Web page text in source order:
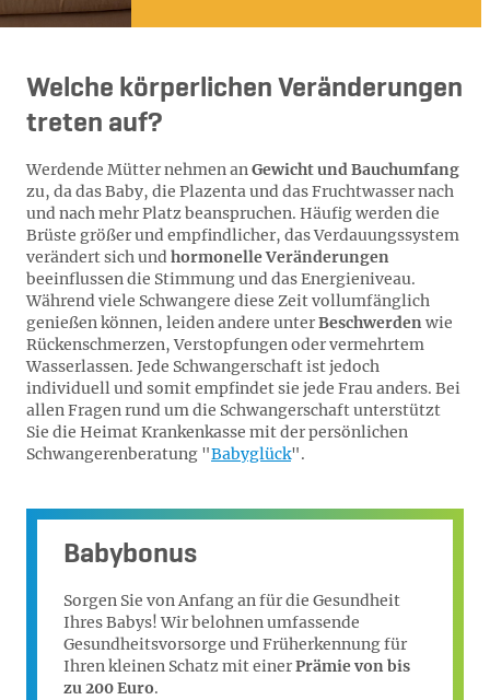
Welche körperlichen Veränderungen
treten auf?
Werdende Mütter nehmen anGewicht und Bauchumfang
zu, da das Baby, die Plazenta und das Fruchtwasser nach
und nach mehr Platz beanspruchen. Häufig werden die
Brüste größer und empfindlicher, das Verdauungssystem
verändert sich und hormonelle Veränderungen
beeinflussen die Stimmung und das Energieniveau.
Während viele Schwangere diese Zeit vollumfänglich
genießen können, leiden andere unterBeschwerdenwie
Rückenschmerzen, Verstopfungen oder vermehrtem
Wasserlassen. Jede Schwangerschaft ist jedoch
individuell und somit empfindet sie jede Frau anders. Bei
allen Fragen rund um die Schwangerschaft unterstützt
Sie die Heimat Krankenkasse mit der persönlichen
Schwangerenberatung "Babyglück".
Babybonus
Sorgen Sie von Anfang an für die Gesundheit
Ihres Babys! Wir belohnen umfassende
Gesundheitsvorsorge und Früherkennung für
Ihren kleinen Schatz mit einerPrämie von bis
zu 200 Euro.